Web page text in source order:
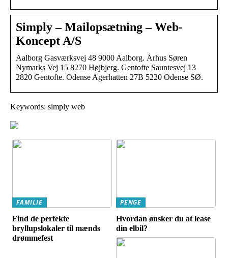
Simply – Mailopsætning – Web-
Koncept A/S
Aalborg Gasværksvej 48 9000 Aalborg. Århus Søren
Nymarks Vej 15 8270 Højbjerg. Gentofte Sauntesvej 13
2820 Gentofte. Odense Agerhatten 27B 5220 Odense SØ.
Keywords: simply web
FAMILIE
Find de perfekte
bryllupslokaler til mænds
drømmefest
PENGE
Hvordan ønsker du at lease
din elbil?